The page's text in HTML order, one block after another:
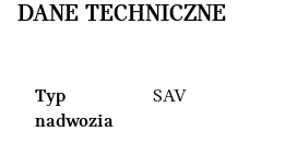
DANE TECHNICZNE
Typ
nadwozia
SAV